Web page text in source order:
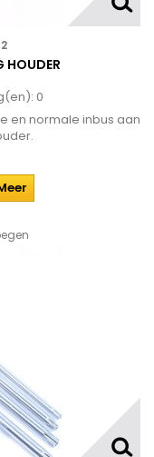
HOUDER
0
en normale inbus aan